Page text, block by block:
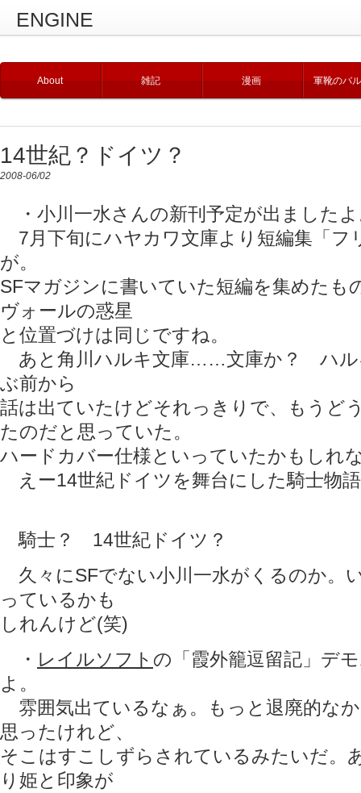
ENGINE
About 雑記 漫画 軍靴のバ
14世紀？ドイツ？
2008-06/02
・小川一水さんの新刊予定が出ました
7月下旬にハヤカワ文庫より短編集「フ
が。
SFマガジンに書いていた短編を集めたも
ヴォールの惑星
と位置づけは同じですね。
あと角川ハルキ文庫……文庫か？ ハル
ぶ前から
話は出ていたけどそれっきりで、もうど
たのだと思っていた。
ハードカバー仕様といっていたかもしれ
えー14世紀ドイツを舞台にした騎士物
騎士？ 14世紀ドイツ？
久々にSFでない小川一水がくるのか。
っているかも
しれんけど(笑)
・ レイルソフト の「霞外籠逗留記」デ
よ。
雰囲気出ているなぁ。もっと退廃的な
思ったけれど、
そこはすこしずらされているみたいだ。
り姫と印象が